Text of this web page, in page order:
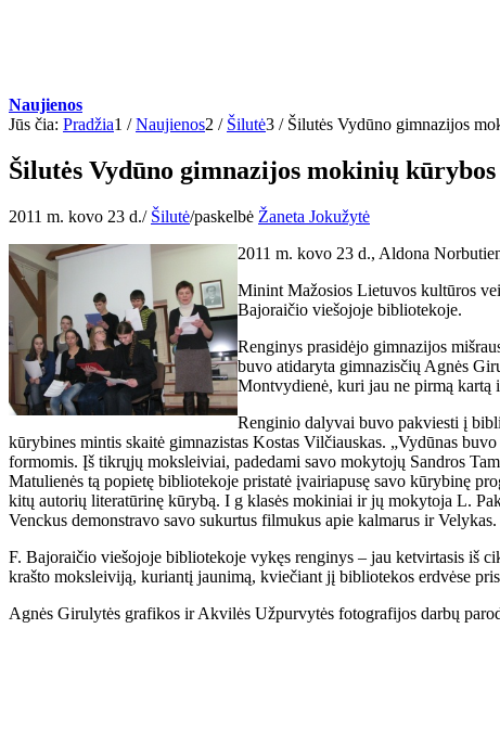
Naujienos
Jūs čia: Pradžia1 / Naujienos2 / Šilutė3 / Šilutės Vydūno gimnazijos
Šilutės Vydūno gimnazijos mokinių
2011 m. kovo 23 d./ Šilutė/paskelbė Žaneta Jokužytė
2011 m. kovo 23 d., Aldona
Minint Mažosios Lietuvos kultūros
Bajoraičio viešojoje bibliotekoje.
Renginys prasidėjo gimnazijos
buvo atidaryta gimnazisčių Agnės
Montvydienė, kuri jau ne pirmą kartą
Renginio dalyvai buvo pakviesti į
kūrybines mintis skaitė gimnazistas Kostas Vilčiauskas. „Vydūnas
formomis. Įš tikrųjų moksleiviai, padedami savo mokytojų Sandros
Matulienės tą popietę bibliotekoje pristatė įvairiapusę savo kūrybinę
kitų autorių literatūrinę kūrybą. I g klasės mokiniai ir jų mokytoja L.
Venckus demonstravo savo sukurtus filmukus apie kalmarus ir Velykas.
F. Bajoraičio viešojoje bibliotekoje vykęs renginys – jau ketvirtasis iš
krašto moksleiviją, kuriantį jaunimą, kviečiant jį bibliotekos erdvėse
Agnės Girulytės grafikos ir Akvilės Užpurvytės fotografijos darbų